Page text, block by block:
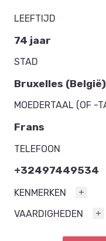
LEEFTIJD
74 jaar
STAD
Bruxelles (België)
MOEDERTAAL (OF -
Frans
TELEFOON
+32497449534
KENMERKEN
VAARDIGHEDEN